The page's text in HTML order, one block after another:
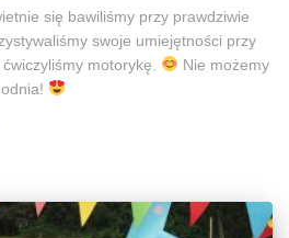
się bawiliśmy przy prawdziwie
swoje umiejętności przy
motorykę.
Nie możemy